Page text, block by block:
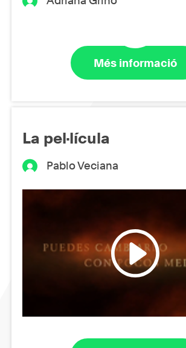
Més informació
La pel·lícula
Pablo Veciana